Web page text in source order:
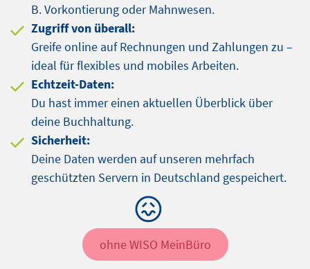
B. Vorkontierung oder Mahnwesen.
Zugriff von überall:
Greife online auf Rechnungen und Zahlungen zu –
ideal für flexibles und mobiles Arbeiten.
Echtzeit-Daten:
Du hast immer einen aktuellen Überblick über
deine Buchhaltung.
Sicherheit:
Deine Daten werden auf unseren mehrfach
geschützten Servern in Deutschland gespeichert.
ohne WISO MeinBüro